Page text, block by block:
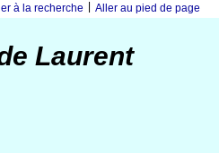
à la recherche Aller au pied de page
Laurent